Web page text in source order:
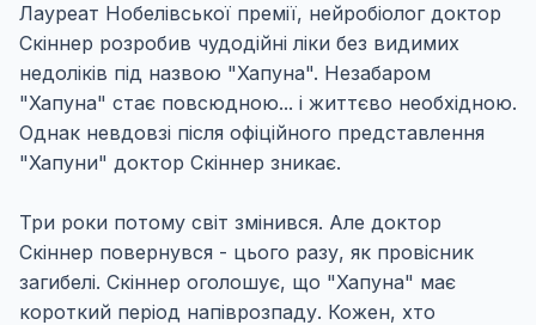
Лауреат Нобелівської премії, нейробіолог доктор
Скіннер розробив чудодійні ліки без видимих
недоліків під назвою "Хапуна". Незабаром
"Хапуна" стає повсюдною... і життєво необхідною.
Однак невдовзі після офіційного представлення
"Хапуни" доктор Скіннер зникає.
Три роки потому світ змінився. Але доктор
Скіннер повернувся - цього разу, як провісник
загибелі. Скіннер оголошує, що "Хапуна" має
короткий період напіврозпаду. Кожен, хто